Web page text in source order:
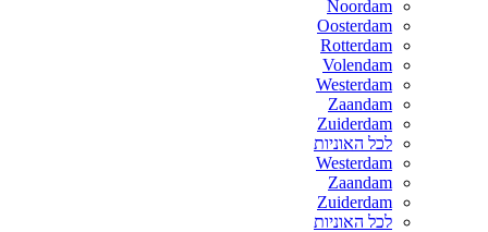
Noordam
Oosterdam
Rotterdam
Volendam
Westerdam
Zaandam
Zuiderdam
לכל האוניות
Westerdam
Zaandam
Zuiderdam
לכל האוניות